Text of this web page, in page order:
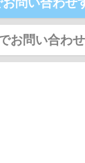
問い合わせ
お問い合わ